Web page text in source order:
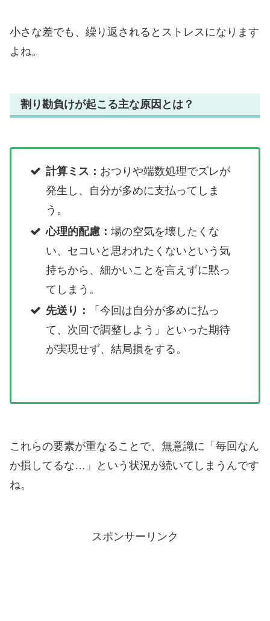
小さな差でも、繰り返されるとストレスになります
よね。
割り勘負けが起こる主な原因とは？
計算ミス： おつりや端数処理でズレが
発生し、自分が多めに支払ってしま
う。
心理的配慮： 場の空気を壊したくな
い、セコいと思われたくないという気
持ちから、細かいことを言えずに黙っ
てしまう。
先送り：
「今回は自分が多めに払っ
て、次回で調整しよう」といった期待
が実現せず、結局損をする。
これらの要素が重なることで、無意識に「毎回なん
か損してるな…」という状況が続いてしまうんです
ね。
スポンサーリンク